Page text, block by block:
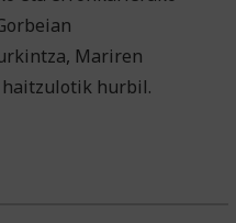
Mariren
haitzulotik hurbil.